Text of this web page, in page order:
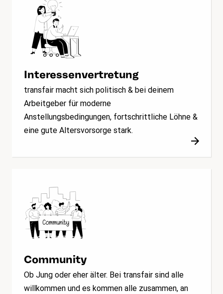
Interessenvertretung
transfair macht sich politisch & bei deinem
Arbeitgeber für moderne
Anstellungsbedingungen, fortschrittliche Löhne &
eine gute Altersvorsorge stark.
Community
Ob Jung oder eher älter. Bei transfair sind alle
willkommen und es kommen alle zusammen, an